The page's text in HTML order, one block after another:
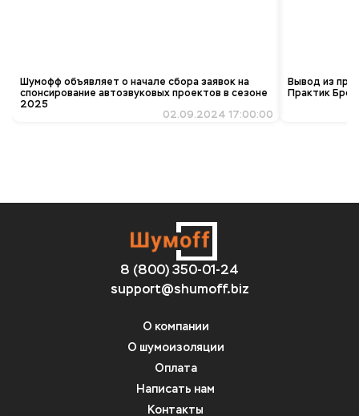
Шумофф объявляет о начале сбора заявок на
спонсирование автозвуковых проектов в сезоне
2025
02.09.2024 17:00:00
Вывод из
Практик
8 (800) 350-01-24
support@shumoff.biz
О компании
О шумоизоляции
Оплата
Написать нам
Контакты